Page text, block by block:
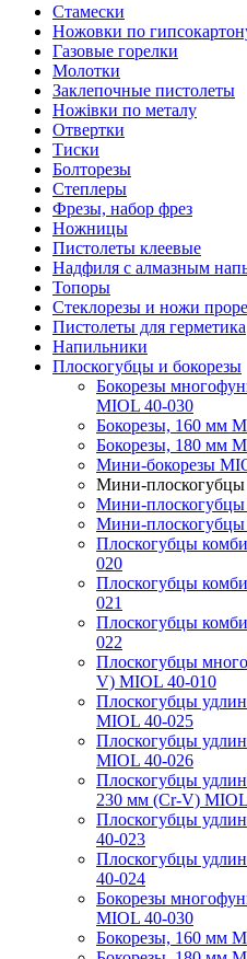
Стамески
Ножовки по
Газовые горелки
Молотки
Заклепочные пистолеты
Ножівки по металу
Отвертки
Тиски
Болторезы
Степлеры
Фрезы, набор фрез
Ножницы
Пистолеты клеевые
Надфиля с алмазным
Топоры
Стеклорезы и ножи
Пистолеты для герметика
Напильники
Плоскогубцы и бокорезы
Бокорезы
MIOL 40-030
Бокорезы, 160 мм
Бокорезы, 180 мм
Мини-бокорезы
Мини-
Мини-плоскогубцы
Мини-
Плоскогубцы
020
Плоскогубцы
021
Плоскогубцы
022
Плоскогубцы
V) MIOL 40-010
Плоскогубцы
MIOL 40-025
Плоскогубцы
MIOL 40-026
Плоскогубцы
230 мм (Cr-V) MIOL
Плоскогубцы
40-023
Плоскогубцы
40-024
Бокорезы
MIOL 40-030
Бокорезы, 160 мм